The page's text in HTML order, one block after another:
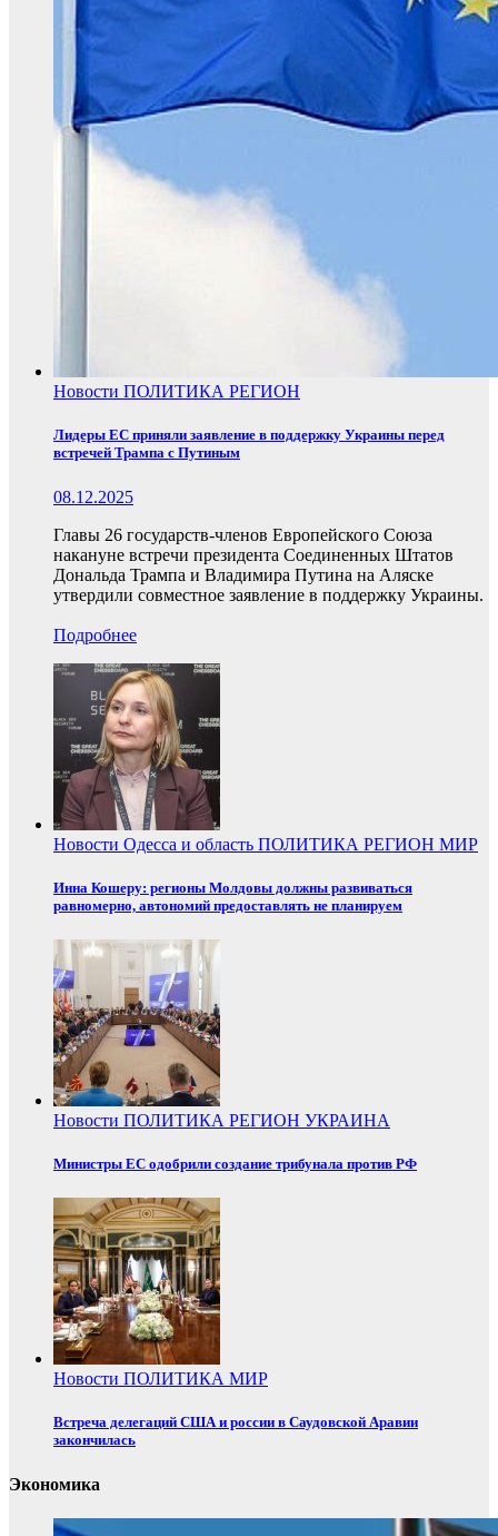
Новости ПОЛИТИКА РЕГИОН
Лидеры ЕС приняли заявление в поддержку Украины перед
встречей Трампа с Путиным
08.12.2025
Главы 26 государств-членов Европейского Союза
накануне встречи президента Соединенных Штатов
Дональда Трампа и Владимира Путина на Аляске
утвердили совместное заявление в поддержку Украины.
Подробнее
Новости Одесса и область ПОЛИТИКА РЕГИОН МИР
Инна Кошеру: регионы Молдовы должны развиваться
равномерно, автономий предоставлять не планируем
Новости ПОЛИТИКА РЕГИОН УКРАИНА
Министры ЕС одобрили создание трибунала против РФ
Новости ПОЛИТИКА МИР
Встреча делегаций США и россии в Саудовской Аравии
закончилась
Экономика